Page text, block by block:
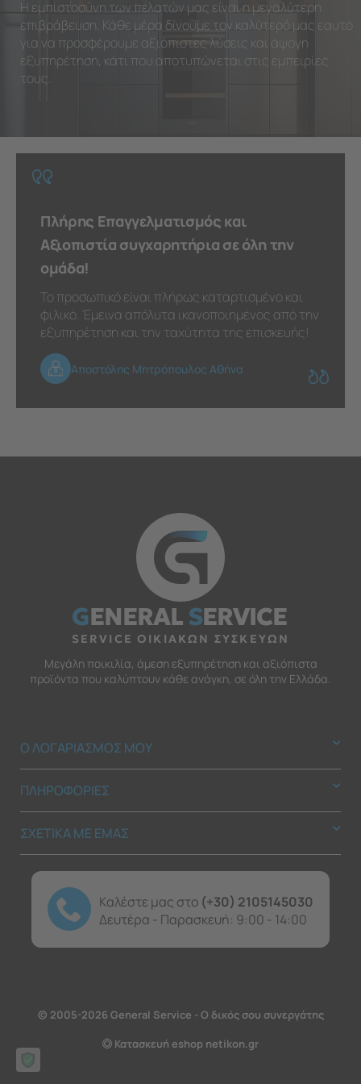
Η εμπιστοσύνη των πελατών μας είναι η μεγαλύτερη
επιβράβευση. Κάθε μέρα δίνουμε τον καλύτερό μας εαυτό
για να προσφέρουμε αξιόπιστες λύσεις και άψογη
εξυπηρέτηση, κάτι που αποτυπώνεται στις εμπειρίες
τους.
Πλήρης Επαγγελματισμός και
Αξιοπιστία συγχαρητήρια σε όλη την
ομάδα!
Το προσωπικό είναι πλήρως καταρτισμένο και
φιλικό. Έμεινα απόλυτα ικανοποιημένος από την
εξυπηρέτηση και την ταχύτητα της επισκευής!
Αποστόλης Μητρόπουλος Αθήνα
GENERALSERVICE
SERVICE ΟΙΚΙΑΚΩΝ ΣΥΣΚΕΥΩΝ
Μεγάλη ποικιλία, άμεση εξυπηρέτηση και αξιόπιστα
προϊόντα που καλύπτουν κάθε ανάγκη, σε όλη την Ελλάδα.
Ο ΛΟΓΑΡΙΑΣΜΟΣ ΜΟΥ
ΠΛΗΡΟΦΟΡΙΕΣ
ΣΧΕΤΙΚΑ ΜΕ ΕΜΑΣ
Καλέστε μας στο (+30) 2105145030
Δευτέρα - Παρασκευή: 9:00 - 14:00
© 2005-2026 General Service - Ο δικός σου συνεργάτης
Κατασκευή eshop netikon.gr